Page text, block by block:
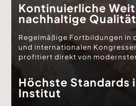
Kontinuierliche
nachhaltige Qualität
Regelmäßige Fortbildungen in
und internationalen
profitiert direkt von
Höchste Standards
Institut